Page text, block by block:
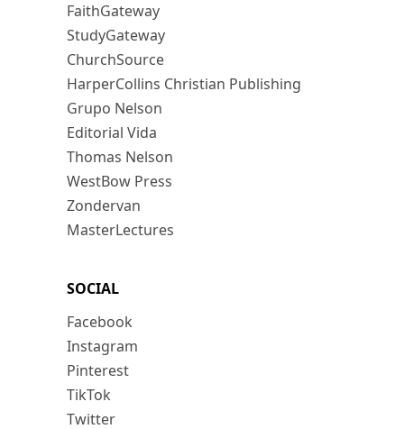
FaithGateway
StudyGateway
ChurchSource
HarperCollins Christian Publishing
Grupo Nelson
Editorial Vida
Thomas Nelson
WestBow Press
Zondervan
MasterLectures
SOCIAL
Facebook
Instagram
Pinterest
TikTok
Twitter